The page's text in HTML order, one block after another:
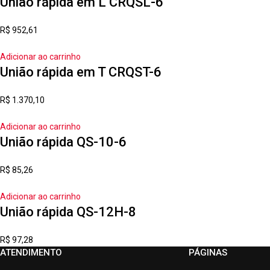
R$ 952,61
Adicionar ao carrinho
União rápida em T CRQST-6
R$ 1.370,10
Adicionar ao carrinho
União rápida QS-10-6
R$ 85,26
Adicionar ao carrinho
União rápida QS-12H-8
R$ 97,28
ATENDIMENTO PÁGINAS